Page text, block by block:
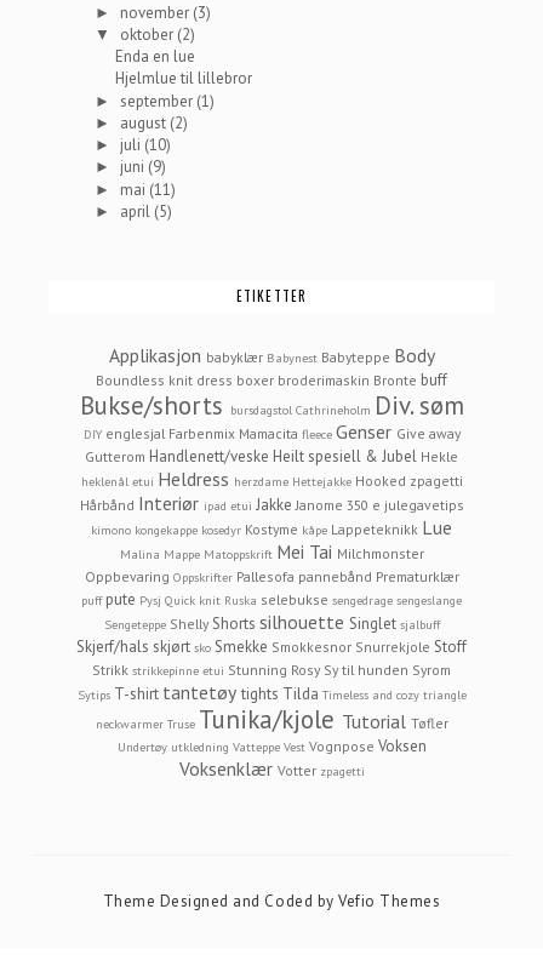
► november (3)
▼ oktober (2)
Enda en lue
Hjelmlue til lillebror
► september (1)
► august (2)
► juli (10)
► juni (9)
► mai (11)
► april (5)
ETIKETTER
Applikasjon babyklær Babynest Babyteppe Body
Boundless knit dress boxer broderimaskin Bronte buff
Bukse/shorts bursdagstol Cathrineholm Div. søm
DIY englesjal Farbenmix Mamacita fleece Genser Give away
Gutterom Handlenett/veske Heilt spesiell & Jubel Hekle
heklenål etui Heldress herzdame Hettejakke Hooked zpagetti
Hårbånd Interiør ipad etui Jakke Janome 350 e julegavetips
kimono kongekappe kosedyr Kostyme kåpe Lappeteknikk Lue
Malina Mappe Matoppskrift Mei Tai Milchmonster
Oppbevaring Oppskrifter Pallesofa pannebånd Prematurklær
puff pute Pysj Quick knit Ruska selebukse sengedrage sengeslange
Sengeteppe Shelly Shorts silhouette Singlet sjalbuff
Skjerf/hals skjørt sko Smekke Smokkesnor Snurrekjole Stoff
Strikk strikkepinne etui Stunning Rosy Sy til hunden Syrom
Sytips T-shirt tantetøy tights Tilda Timeless and cozy triangle
neckwarmer Truse Tunika/kjole Tutorial Tøfler
Undertøy utkledning Vatteppe Vest Vognpose Voksen
Voksenklær Votter zpagetti
Theme Designed and Coded byVefio Themes